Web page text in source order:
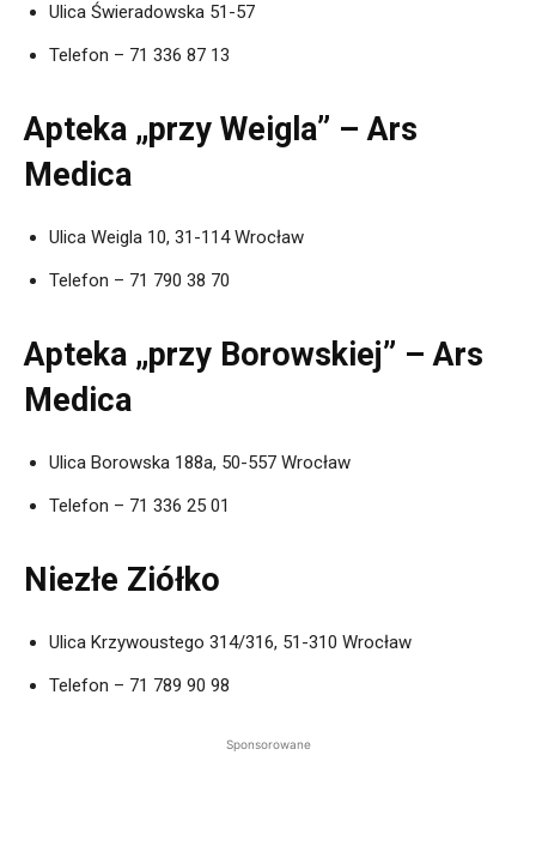
Ulica Świeradowska 51-57
Telefon – 71 336 87 13
Apteka „przy Weigla” – Ars
Medica
Ulica Weigla 10, 31-114 Wrocław
Telefon – 71 790 38 70
Apteka „przy Borowskiej” – Ars
Medica
Ulica Borowska 188a, 50-557 Wrocław
Telefon – 71 336 25 01
Niezłe Ziółko
Ulica Krzywoustego 314/316, 51-310 Wrocław
Telefon – 71 789 90 98
Sponsorowane